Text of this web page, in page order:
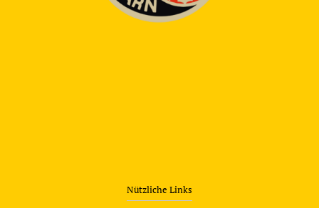
Nützliche Links